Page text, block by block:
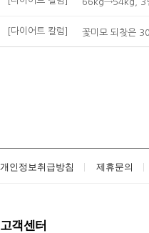
[다이어트 칼럼] 꽃미모 되찾은
개인정보취급방침 제휴문의
고객센터